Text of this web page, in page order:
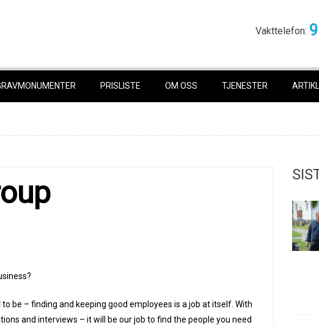
Vakttelefon:
PRISLISTE OM OSS TJENESTER
be – finding and keeping good employees is a job at itself. With
and interviews – it will be our job to find the people you need